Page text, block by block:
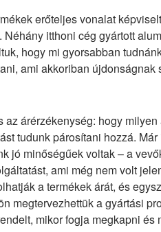
erőteljes vonalat
itthoni cég gyártott
hogy mi gyorsabban
ami akkoriban újdonságnak
árérzékenység: hogy
tudunk párosítani hozzá.
jó minőségűek voltak – a
ami még nem volt
a termékek árát, és
megtervezhettük a gyártási
mikor fogja megkapni és